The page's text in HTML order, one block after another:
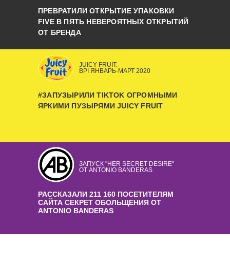
ПРЕВРАТИЛИ ОТКРЫТИЕ УПАКОВКИ
FIVE В ПЯТЬ НЕВЕРОЯТНЫХ ОТКРЫТИЙ
ОТ БРЕНДА
#ЗАПУЗЫРИЛИ TIKTOK ОГРОМНЫМИ
ЯРКИМИ ПУЗЫРЯМИ JUICY FRUIT
JUICY FRUIT.
BPI ЯНВАРЬ-МАРТ 2020
ЗАПУСК "HER SECRET DESIRE"
ОТ ANTONIO BANDERAS
РАССКАЗАЛИ 211 160 ПОСЕТИТЕЛЯМ
САЙТА СЕКРЕТ ОБОЛЬЩЕНИЯ ОТ
ANTONIO BANDERAS